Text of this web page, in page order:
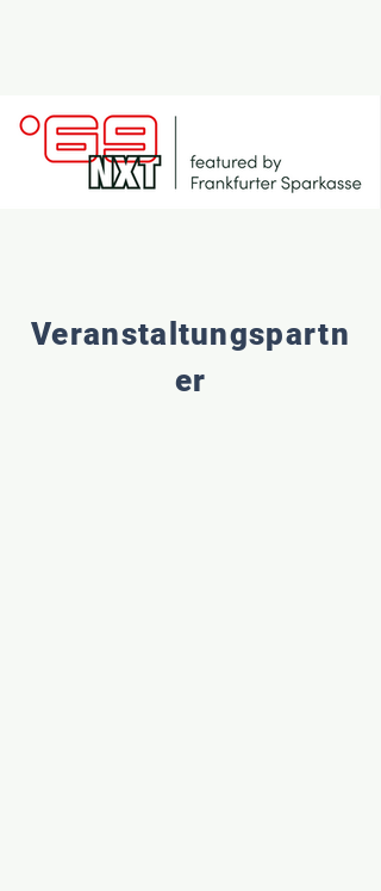
Veranstaltungspartn
er